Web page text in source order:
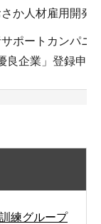
か人材雇用開発
ポートカンパニ
良企業」登録申
練グループ